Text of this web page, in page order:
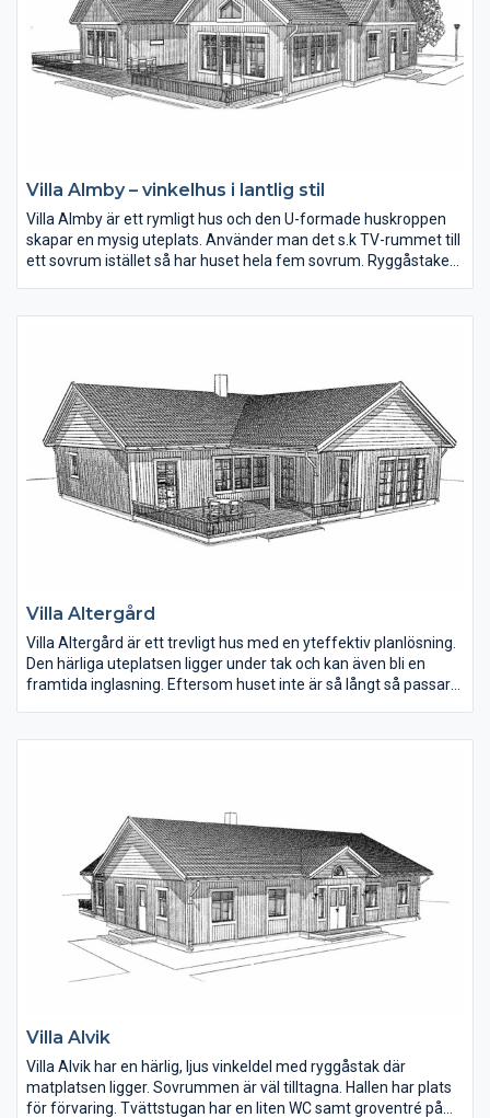
Villa Almby – vinkelhus i lantlig stil
Villa Almby är ett rymligt hus och den U-formade huskroppen
skapar en mysig uteplats. Använder man det s.k TV-rummet till
ett sovrum istället så har huset hela fem sovrum. Ryggåstaket
Villa Altergård
Villa Altergård är ett trevligt hus med en yteffektiv planlösning.
Den härliga uteplatsen ligger under tak och kan även bli en
framtida inglasning. Eftersom huset inte är så långt så passar
väldisponerat med bra arbetsytor och en trevlig köksö.
Terrassdörren från köket gör det enkelt då man ska bära ut
mat till uteplatsen.
Villa Alvik
Villa Alvik har en härlig, ljus vinkeldel med ryggåstak där
matplatsen ligger. Sovrummen är väl tilltagna. Hallen har plats
för förvaring. Tvättstugan har en liten WC samt groventré på